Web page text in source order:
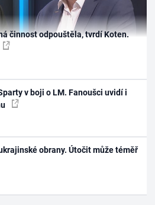
činnost odpouštěla, tvrdí Koten.
v boji o LM. Fanoušci uvidí i
obrany. Útočit může téměř